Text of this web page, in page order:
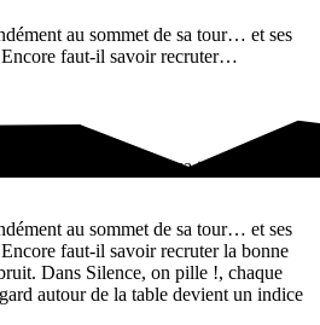
au sommet de sa tour… et ses
Encore faut-il savoir recruter…
au sommet de sa tour… et ses
au sommet de sa tour… et ses
faut-il savoir recruter la bonne
Dans Silence, on pille !, chaque
autour de la table devient un indice